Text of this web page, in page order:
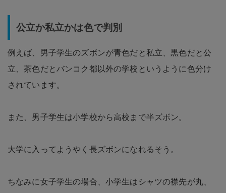
公立か私立かは色で判別
例えば、男子学生のズボンが青色だと私立、黒色だと公
立、茶色だとバンコク都以外の学校というように色分け
されています。
また、男子学生は小学校から高校まで半ズボン。
大学に入ってようやく長ズボンになれるそう。
ちなみに女子学生の場合、小学生はシャツの襟先が丸、